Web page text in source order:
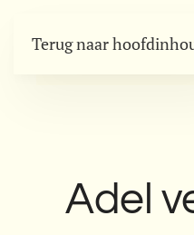
Terug naar
Adel